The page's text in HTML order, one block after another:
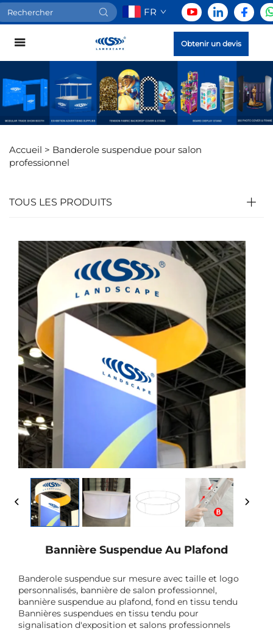
FR
Obtenir un devis
Accueil > Banderole suspendue pour salon
professionnel
TOUS LES PRODUITS
Bannière Suspendue Au Plafond
Banderole suspendue sur mesure avec taille et logo
personnalisés, bannière de salon professionnel,
bannière suspendue au plafond, fond en tissu tendu
Bannières suspendues en tissu tendu pour
signalisation d'exposition et salons professionnels